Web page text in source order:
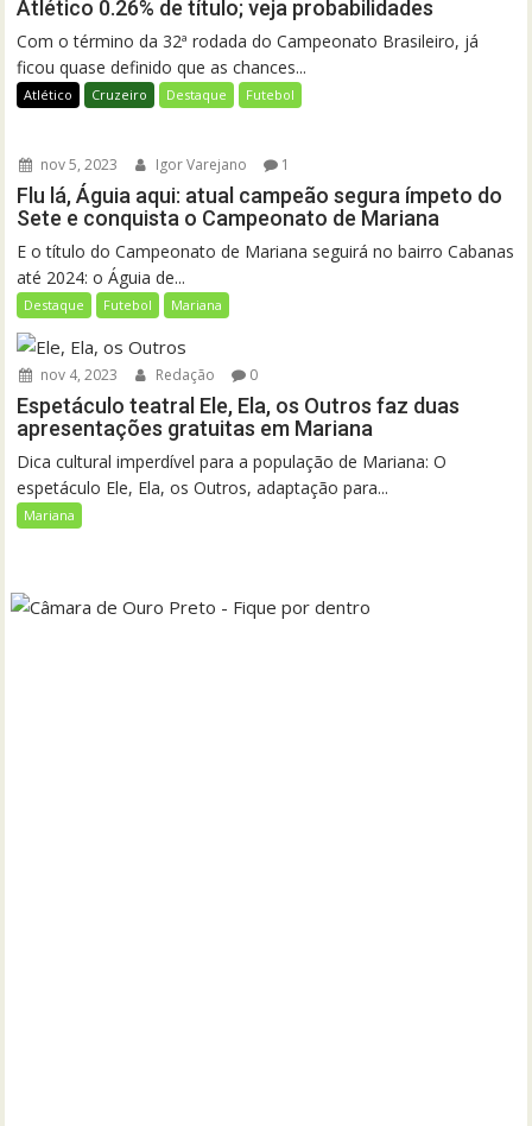
Atlético 0.26% de título; veja probabilidades
Com o término da 32ª rodada do Campeonato Brasileiro, já
ficou quase definido que as chances...
Atlético Cruzeiro Destaque Futebol
nov 5, 2023 Igor Varejano 1
Flu lá, Águia aqui: atual campeão segura ímpeto do
Sete e conquista o Campeonato de Mariana
E o título do Campeonato de Mariana seguirá no bairro Cabanas
até 2024: o Águia de...
Destaque Futebol Mariana
nov 4, 2023 Redação 0
Espetáculo teatral Ele, Ela, os Outros faz duas
apresentações gratuitas em Mariana
Dica cultural imperdível para a população de Mariana: O
espetáculo Ele, Ela, os Outros, adaptação para...
Mariana